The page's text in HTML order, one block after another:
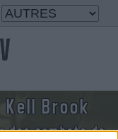
Brook
des combats de